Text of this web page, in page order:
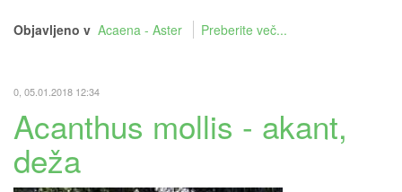
Objavljeno v Acaena - Aster Preberite več...
0, 05.01.2018 12:34
Acanthus mollis - akant,
deža